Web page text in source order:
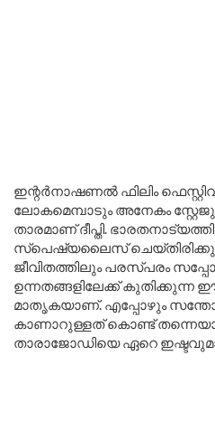
ഇന്റർനാഷണൽ ഫിലിം
ലോകമെമ്പാടും അനേകം
താരമാണ് ദീപ്തി.
സ്പെഷ്യലൈസ്
ജീവിതത്തിലും പരസ്പരം
ഉന്നതങ്ങളിലേക്ക് കുതിക്കുന്ന
മാതൃകയാണ്. എപ്പോഴും
കാണാറുള്ളത് കൊണ്ട്
താരാജോഡിയെ ഏറെ